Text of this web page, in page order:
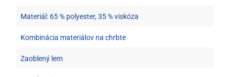
Materiál: 65 % polyester, 35 % viskóza
Kombinácia materiálov na chrbte
Zaoblený lem